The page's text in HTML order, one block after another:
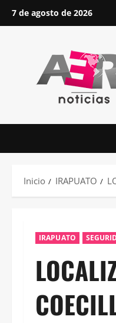
Saltar7 de agosto de 2026
Inicio IRAPUATO
IRAPUATO